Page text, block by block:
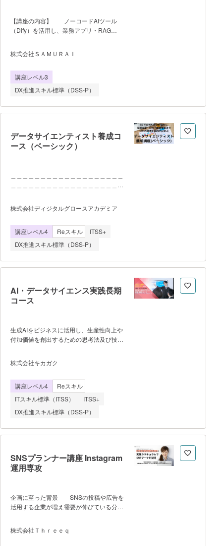
ュ関数 ・レジストリ、イベントログ解
析、メモリフォレンジックス、ディスクフ
説、ポートスキャン）、CVE情報取得/侵
験、防御演習（Firewall、IDS、IPS、
CDN、対Backdoor） ・パケットキャ
プ
【講座の内容】 ノーコードAIツール
（Dify）を活用し、業務アプリ・RAG
で実践的に習得する。 【プログラ
ムの流れ】 Week1〜5：生成AI基礎・
Week6〜9：実業務データを題材にアプ
リ・Bot構築（ケーススタディ）
Week10〜12：成果発表・相互レビュー・
最終Demo Day（10/17） 【到達
目標】 ・Difyを用いた業務アプリ・
題の要件定義から実装・提案資料作成まで
一気通貫で対応できる ・動作するプロ
トタイプと導入提案資料を成果物として完
／高校生・高専生は無料（選考制・先着
100名） ・完全オンライン実施（週1
間） ・定員500名・先着順
株式会社ＳＡＭＵＲＡＩ
講座レベル3
DX推進スキル標準（DSS-P）
データサイエンティスト養成コ
ース（ベーシック）
＿＿＿＿＿＿＿＿＿＿＿＿＿＿＿＿＿＿＿
＿＿＿＿＿＿＿＿＿＿＿＿ データサイ
エンティストとしてビジネスで活用できる
的、実践的な学習を進めま
す。 ＿＿＿＿＿＿＿＿＿＿＿
＿＿＿＿＿＿＿＿＿＿＿＿＿＿＿＿＿＿＿
＿＿＿＿＿＿＿＿＿＿＿＿＿＿＿＿＿＿＿
＿＿＿＿＿＿＿＿＿＿＿＿＿＿＿＿＿＿＿
株式会社ディジタルグロースアカデミア
講座レベル4 Reスキル
ITSS+
DX推進スキル標準（DSS-P）
AI・データサイエンス実践長期
コース
生成AIをビジネスに活用し、生産性向上や
付加価値を創出するための思考法及び技術
用できるかを学んだ後に、データサイエン
スの技術も網羅的に習得し、実践できるま
学習・ディープラーニングを学習し、途中
に演習を多く含める講座で
す。 【研修の到達目標】
生成 AI を使用しビジネス課題解決に対す
る Python を用いてデータ分析や機械
る 自ら課題を設定し、自走することが
できる 【学習内容】 ✔ 生成
AI の活用 ・文章生成・要約、データ
化 ・相関分析、回帰分析、統計的仮説
検定 ✔ 機械学習 ・データの前処
ィープラーニング ・ニューラルネット
株式会社キカガク
講座レベル4
Reスキル
ITスキル標準（ITSS）
ITSS+
DX推進スキル標準（DSS-P）
SNSプランナー講座 Instagram
運用専攻
企画に至った背景 SNSの投稿や広告を
活用する企業が増え需要が伸びている分野
ィングを専門的に学んだ人が少なく、手探
りで行われているのが現状です。しかし手
株式会社Ｔｈｒｅｅｑ